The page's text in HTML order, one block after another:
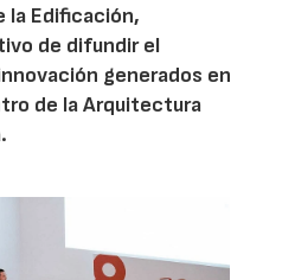
la Edificación,
de difundir el
generados en
de la Arquitectura